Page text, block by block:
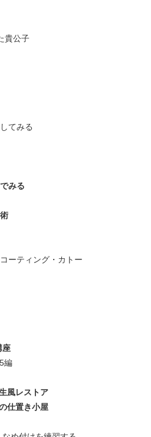
貴公子
てみる
みる
ーティング・カトー
座
編
風レストア
仕置き小屋